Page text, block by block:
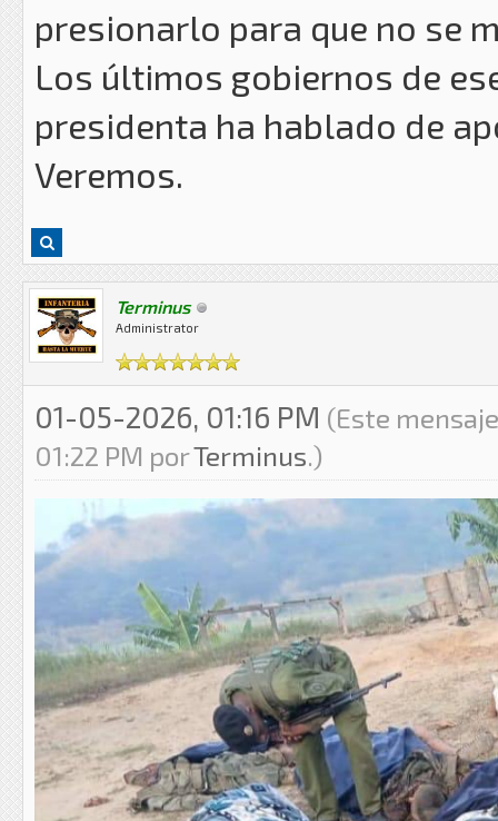
presionarlo para que no se
Los últimos gobiernos de
presidenta ha hablado de
Veremos.
Terminus
Administrator
01-05-2026, 01:16 PM (Este
01:22 PM porTerminus.)